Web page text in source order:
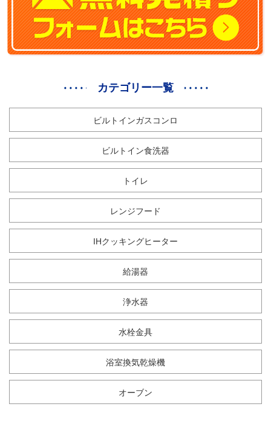
カテゴリー一覧
ビルトインガスコンロ
ビルトイン食洗器
トイレ
レンジフード
IHクッキングヒーター
給湯器
浄水器
水栓金具
浴室換気乾燥機
オーブン